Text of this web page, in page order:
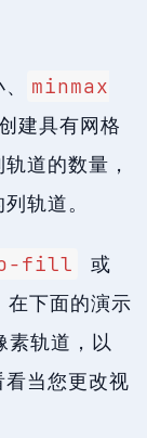
minmax
建具有网格
道的数量，
轨道。
fill
或
在下面的演示
轨道，以
看当您更改视